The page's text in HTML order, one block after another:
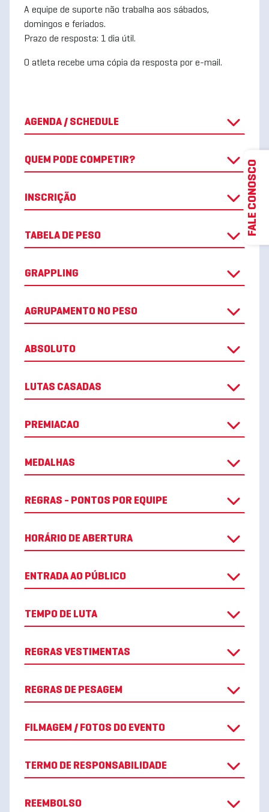
A equipe de suporte não trabalha aos sábados,
domingos e feriados.
Prazo de resposta: 1 dia útil.
O atleta recebe uma cópia da resposta por e-mail.
AGENDA / SCHEDULE
QUEM PODE COMPETIR?
INSCRIÇÃO
TABELA DE PESO
GRAPPLING
AGRUPAMENTO NO PESO
ABSOLUTO
LUTAS CASADAS
PREMIACAO
MEDALHAS
REGRAS - PONTOS POR EQUIPE
HORÁRIO DE ABERTURA
ENTRADA AO PÚBLICO
TEMPO DE LUTA
REGRAS VESTIMENTAS
REGRAS DE PESAGEM
FILMAGEM / FOTOS DO EVENTO
TERMO DE RESPONSABILIDADE
REEMBOLSO
FALE CONOSCO